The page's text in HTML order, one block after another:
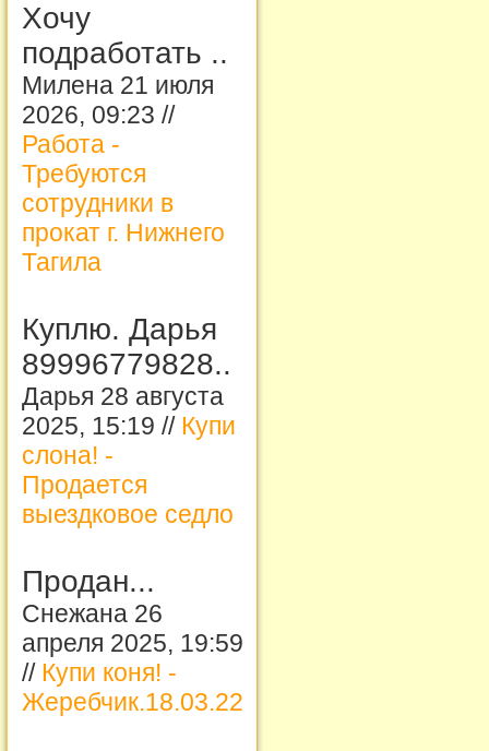
Хочу
подработать ..
Милена 21 июля
2026, 09:23 //
Работа -
Требуются
сотрудники в
прокат г. Нижнего
Тагила
Куплю. Дарья
89996779828..
Дарья 28 августа
2025, 15:19 // Купи
слона! -
Продается
выездковое седло
Продан...
Снежана 26
апреля 2025, 19:59
// Купи коня! -
Жеребчик.18.03.22